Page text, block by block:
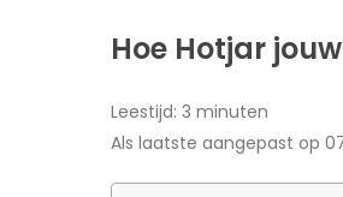
Hoe Hotjar
Leestijd: 3 minuten
Als laatste aangepast op